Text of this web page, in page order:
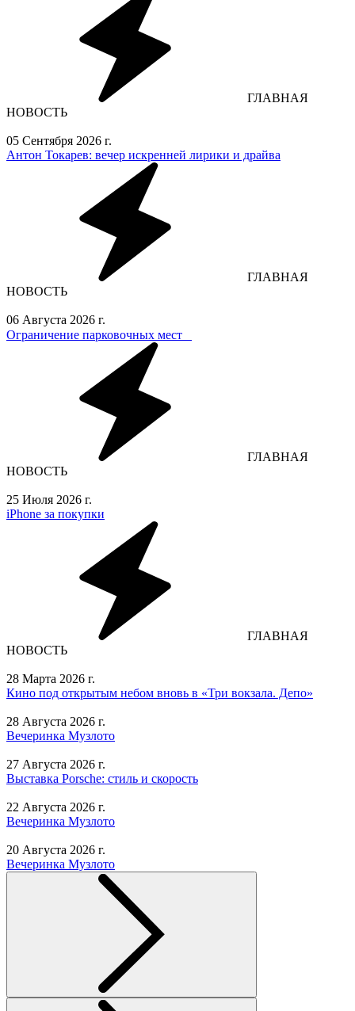
ГЛАВНАЯ
НОВОСТЬ
05 Сентября 2026 г.
Антон Токарев: вечер искренней лирики и драйва
ГЛАВНАЯ
НОВОСТЬ
06 Августа 2026 г.
Ограничение парковочных мест⁣⁣⠀
ГЛАВНАЯ
НОВОСТЬ
25 Июля 2026 г.
iPhone за покупки
ГЛАВНАЯ
НОВОСТЬ
28 Марта 2026 г.
Кино под открытым небом вновь в «Три вокзала. Депо»
28 Августа 2026 г.
Вечеринка Музлото
27 Августа 2026 г.
Выставка Porsche: стиль и скорость
22 Августа 2026 г.
Вечеринка Музлото
20 Августа 2026 г.
Вечеринка Музлото